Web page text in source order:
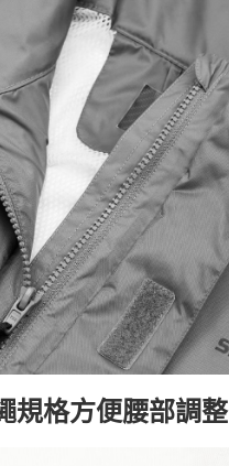
規格方便腰部調整